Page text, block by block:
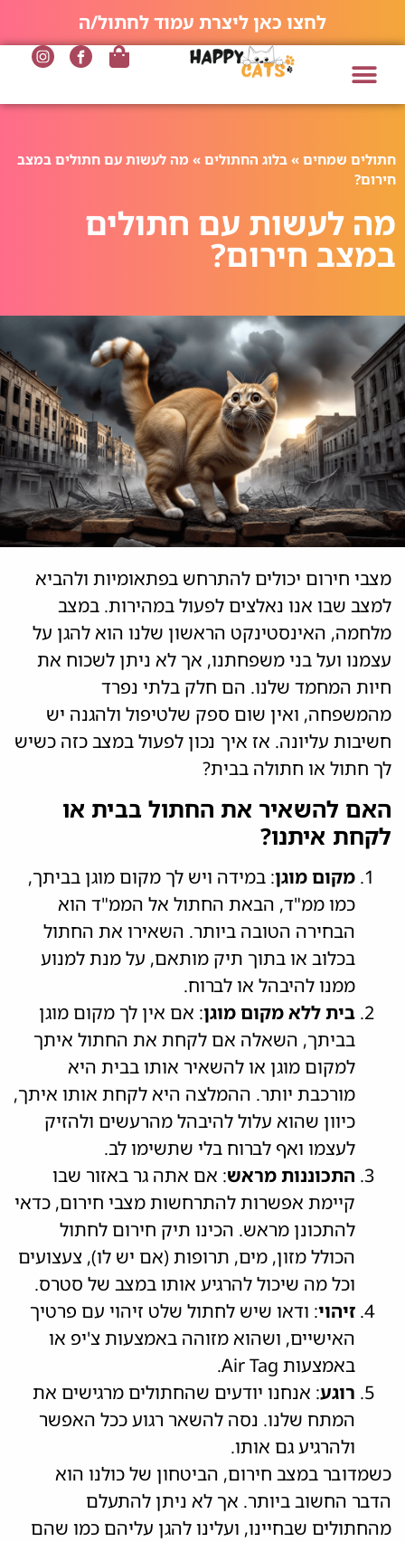
לחצו כאן ליצרת עמוד לחתול/ה
חתולים שמחים » בלוג החתולים » מה לעשות עם חתולים במצב
חירום?
מה לעשות עם חתולים
במצב חירום?
מצבי חירום יכולים להתרחש בפתאומיות ולהביא
למצב שבו אנו נאלצים לפעול במהירות. במצב
מלחמה, האינסטינקט הראשון שלנו הוא להגן על
עצמנו ועל בני משפחתנו, אך לא ניתן לשכוח את
חיות המחמד שלנו. הם חלק בלתי נפרד
מהמשפחה, ואין שום ספק שלטיפול ולהגנה יש
חשיבות עליונה. אז איך נכון לפעול במצב כזה כשיש
לך חתול או חתולה בבית?
האם להשאיר את החתול בבית או
לקחת איתנו?
מקום מוגן: במידה ויש לך מקום מוגן בביתך,
כמו ממ"ד, הבאת החתול אל הממ"ד הוא
הבחירה הטובה ביותר. השאירו את החתול
בכלוב או בתוך תיק מותאם, על מנת למנוע
ממנו להיבהל או לברוח.
בית ללא מקום מוגן: אם אין לך מקום מוגן
בביתך, השאלה אם לקחת את החתול איתך
למקום מוגן או להשאיר אותו בבית היא
מורכבת יותר. ההמלצה היא לקחת אותו איתך,
כיוון שהוא עלול להיבהל מהרעשים ולהזיק
לעצמו ואף לברוח בלי שתשימו לב.
התכוננות מראש: אם אתה גר באזור שבו
קיימת אפשרות להתרחשות מצבי חירום, כדאי
להתכונן מראש. הכינו תיק חירום לחתול
הכולל מזון, מים, תרופות (אם יש לו), צעצועים
וכל מה שיכול להרגיע אותו במצב של סטרס.
זיהוי: ודאו שיש לחתול שלט זיהוי עם פרטיך
האישיים, ושהוא מזוהה באמצעות צ'יפ או
באמצעות Air Tag.
רוגע: אנחנו יודעים שהחתולים מרגישים את
המתח שלנו. נסה להשאר רגוע ככל האפשר
ולהרגיע גם אותו.
כשמדובר במצב חירום, הביטחון של כולנו הוא
הדבר החשוב ביותר. אך לא ניתן להתעלם
מהחתולים שבחיינו, ועלינו להגן עליהם כמו שהם